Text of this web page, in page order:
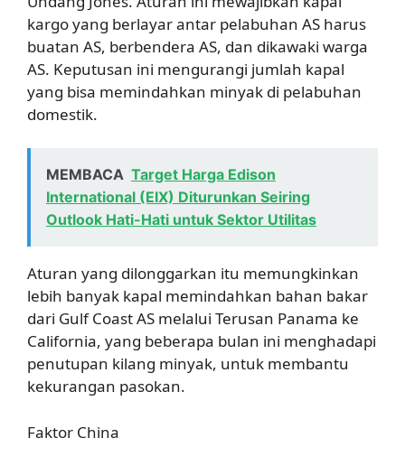
kargo yang berlayar antar pelabuhan AS harus
buatan AS, berbendera AS, dan dikawaki warga
AS. Keputusan ini mengurangi jumlah kapal
yang bisa memindahkan minyak di pelabuhan
domestik.
MEMBACA Target Harga Edison
International (EIX) Diturunkan Seiring
Outlook Hati-Hati untuk Sektor Utilitas
Aturan yang dilonggarkan itu memungkinkan
lebih banyak kapal memindahkan bahan bakar
dari Gulf Coast AS melalui Terusan Panama ke
California, yang beberapa bulan ini menghadapi
penutupan kilang minyak, untuk membantu
kekurangan pasokan.
Faktor China